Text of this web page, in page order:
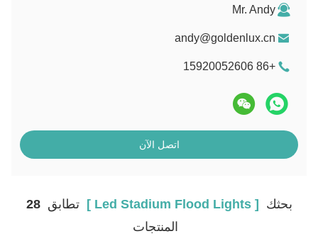
Mr. Andy
andy@goldenlux.cn
+86 15920052606
اتصل الآن
بحثك [ Led Stadium Flood Lights ] تطابق28
المنتجات